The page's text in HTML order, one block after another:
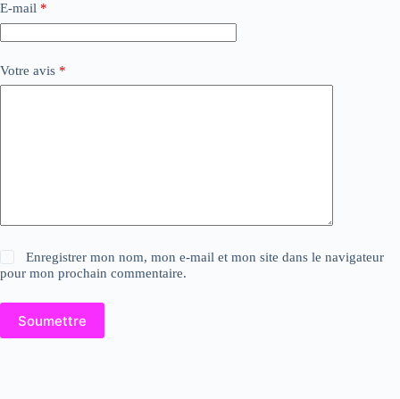
E-mail *
Votre avis *
Enregistrer mon nom, mon e-mail et mon site dans le navigateur
pour mon prochain commentaire.
Soumettre